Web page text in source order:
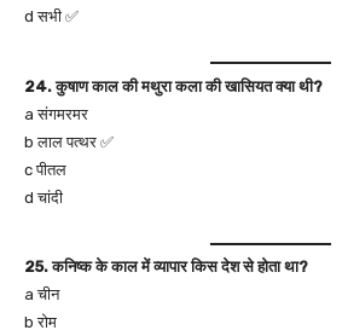
d सभी ✅
24. कुषाण काल की मथुरा कला की खासियत क्या थी?
a संगमरमर
b लाल पत्थर ✅
c पीतल
d चांदी
25. कनिष्क के काल में व्यापार किस देश से होता था?
a चीन
b रोम